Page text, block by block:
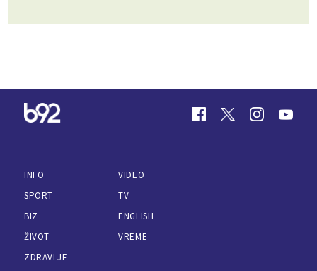
INFO
SPORT
BIZ
ŽIVOT
ZDRAVLJE
VIDEO
TV
ENGLISH
VREME